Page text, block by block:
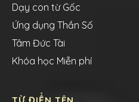
Dạy con từ Gốc
Ứng dụng Thần Số
Tâm Đức Tài
Khóa học Miễn phí
TỪ ĐIỂN TÊN